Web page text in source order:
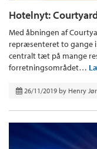
Hotelnyt:
Med åbningen af
repræsenteret to gange
centralt tæt på mange
forretningsområdet…
26/11/2019 by Henry